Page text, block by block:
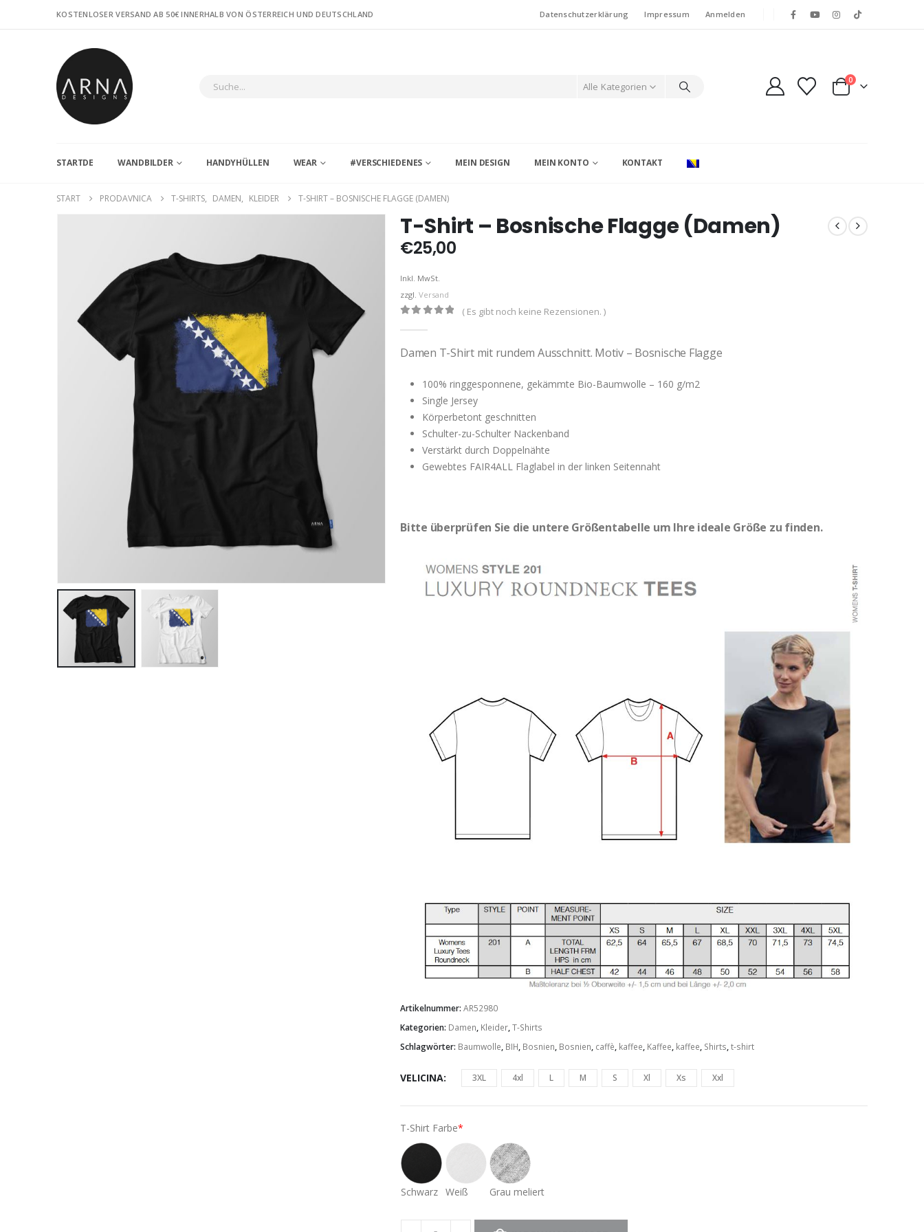
KOSTENLOSER VERSAND AB 50€ INNERHALB VON ÖSTERREICH UND DEUTSCHLAND Datenschutzerklärung Impressum Anmelden
Alle Kategorien
0
STARTDE WANDBILDER HANDYHÜLLEN WEAR #VERSCHIEDENES MEIN DESIGN MEIN KONTO KONTAKT
START PRODAVNICA T-SHIRTS, DAMEN, KLEIDER T-SHIRT – BOSNISCHE FLAGGE (DAMEN)
T-Shirt – Bosnische Flagge (Damen)
€25,00
Inkl. MwSt.
zzgl. Versand
( Es gibt noch keine Rezensionen. )
Damen T-Shirt mit rundem Ausschnitt. Motiv – Bosnische Flagge
100% ringgesponnene, gekämmte Bio-Baumwolle – 160 g/m2
Single Jersey
Körperbetont geschnitten
Schulter-zu-Schulter Nackenband
Verstärkt durch Doppelnähte
Gewebtes FAIR4ALL Flaglabel in der linken Seitennaht
Bitte überprüfen Sie die untere Größentabelle um Ihre ideale Größe zu finden.
Artikelnummer: AR52980
Kategorien: Damen, Kleider,T-Shirts
Schlagwörter: Baumwolle, BIH, Bosnien, Bosnien, caffè, kaffee, Kaffee, kaffee, Shirts,t-shirt
VELICINA 3XL 4xl L M S Xl Xs Xxl
T-Shirt Farbe*
Schwarz Weiß Grau meliert